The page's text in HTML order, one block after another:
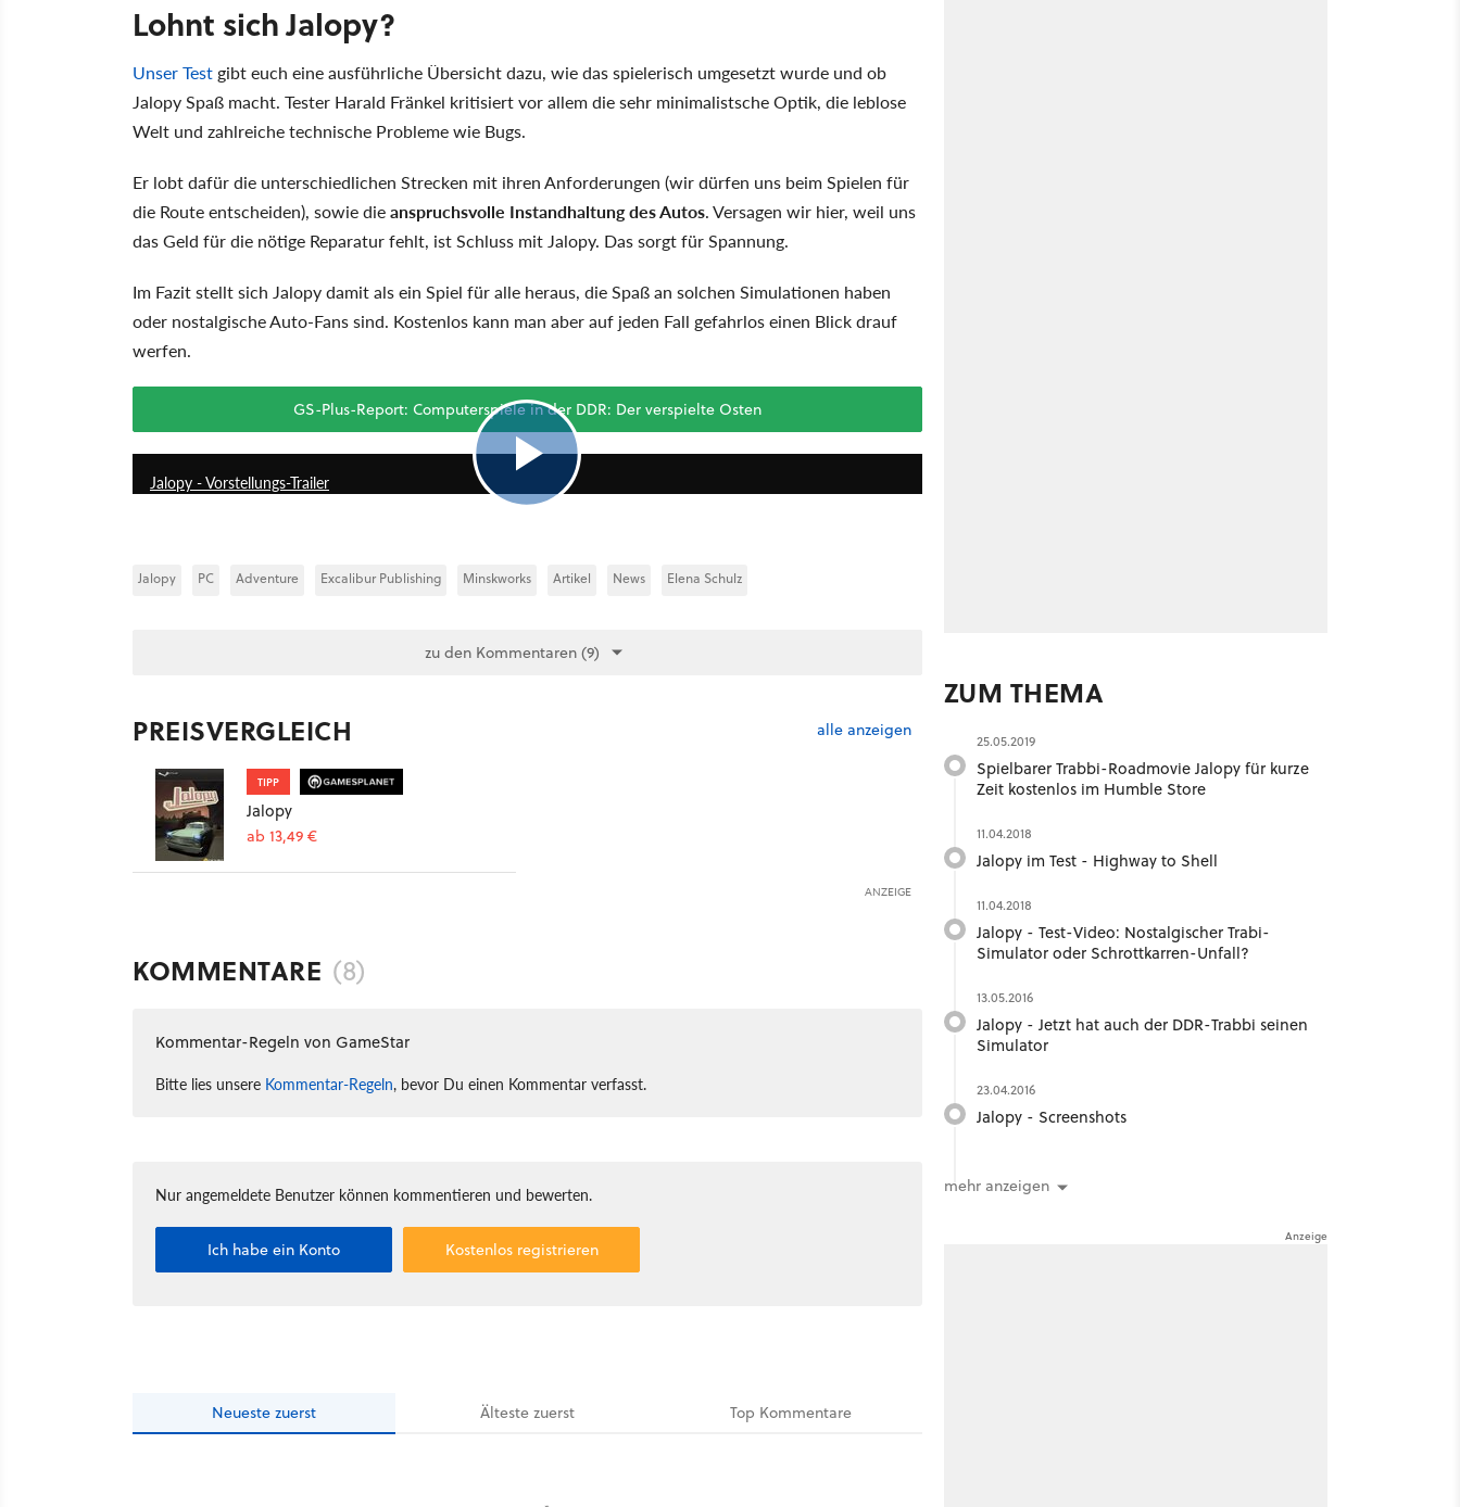
Lohnt sich Jalopy?
Unser Test gibt euch eine ausführliche Übersicht dazu, wie das spielerisch umgesetzt wurde und ob
Jalopy Spaß macht. Tester Harald Fränkel kritisiert vor allem die sehr minimalistsche Optik, die leblose
Welt und zahlreiche technische Probleme wie Bugs.
Er lobt dafür die unterschiedlichen Strecken mit ihren Anforderungen (wir dürfen uns beim Spielen für
die Route entscheiden), sowie dieanspruchsvolle Instandhaltung des Autos. Versagen wir hier, weil uns
das Geld für die nötige Reparatur fehlt, ist Schluss mit Jalopy. Das sorgt für Spannung.
Im Fazit stellt sich Jalopy damit als ein Spiel für alle heraus, die Spaß an solchen Simulationen haben
oder nostalgische Auto-Fans sind. Kostenlos kann man aber auf jeden Fall gefahrlos einen Blick drauf
werfen.
GS-Plus-Report: Computerspiele in der DDR: Der verspielte Osten
0:45
Jalopy - Vorstellungs-Trailer
Jalopy PC Adventure Excalibur Publishing Minskworks Artikel News Elena Schulz
zu den Kommentaren (9)
PREISVERGLEICH alle anzeigen
TIPP
Jalopy
ab 13,49 €
ANZEIGE
KOMMENTARE (8)
Kommentar-Regeln von GameStar
Bitte lies unsere Kommentar-Regeln, bevor Du einen Kommentar verfasst.
Nur angemeldete Benutzer können kommentieren und bewerten.
Ich habe ein Konto Kostenlos registrieren
Neueste zuerst Ältestezuerst Top Kommentare
ZUM THEMA
25.05.2019
Spielbarer Trabbi-Roadmovie Jalopy für kurze
Zeit kostenlos im Humble Store
11.04.2018
Jalopy im Test - Highway to Shell
11.04.2018
Jalopy - Test-Video: Nostalgischer Trabi-
Simulator oder Schrottkarren-Unfall?
13.05.2016
Jalopy - Jetzt hat auch der DDR-Trabbi seinen
Simulator
23.04.2016
Jalopy - Screenshots
mehr anzeigen